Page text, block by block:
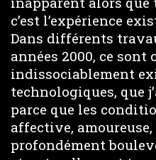
c’est l’expérience
Dans différents
années 2000, ce
indissociablement
technologiques, que
parce que les
affective,
profondément